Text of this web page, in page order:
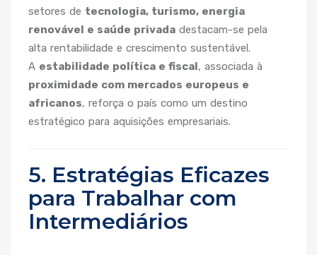
setores de tecnologia, turismo, energia
renovável e saúde privada destacam-se pela
alta rentabilidade e crescimento sustentável.
A estabilidade política e fiscal, associada à
proximidade com mercados europeus e
africanos, reforça o país como um destino
estratégico para aquisições empresariais.
5. Estratégias Eficazes
para Trabalhar com
Intermediários